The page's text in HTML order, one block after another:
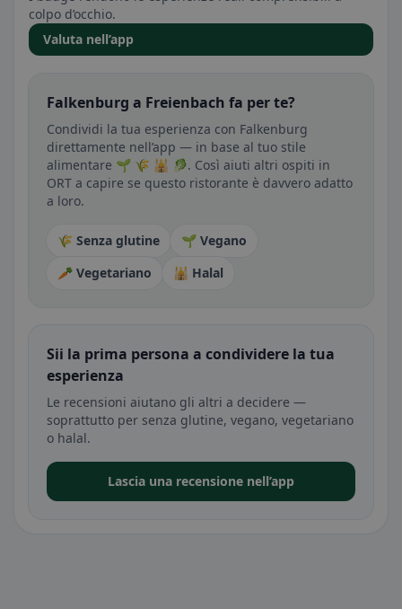
colpo d’occhio.
Valuta nell’app
Falkenburg a Freienbach fa per te?
Condividi la tua esperienza con Falkenburg
direttamente nell’app — in base al tuo stile
alimentare 🌱 🌾 🕌 🥬. Così aiuti altri ospiti in
ORT a capire se questo ristorante è davvero adatto
a loro.
🌾 Senza glutine
🌱 Vegano
🥕 Vegetariano
🕌 Halal
Sii la prima persona a condividere la tua
esperienza
Le recensioni aiutano gli altri a decidere —
soprattutto per senza glutine, vegano, vegetariano
o halal.
Lascia una recensione nell’app